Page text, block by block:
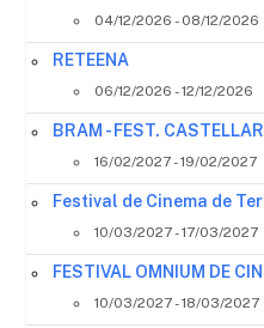
04/12/2026 - 08/12/2026
RETEENA
06/12/2026 - 12/12/2026
BRAM - FEST.
16/02/2027 - 19/02/2027
Festival de Cinema de
10/03/2027 - 17/03/2027
FESTIVAL OMNIUM DE
10/03/2027 - 18/03/2027